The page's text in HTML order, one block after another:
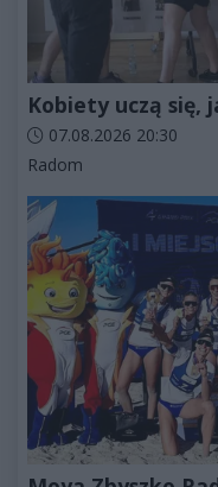
Kobiety uczą się,
Data dodania artykułu:
07.08.2026 20:30
Kategorie artykułu:
Radom